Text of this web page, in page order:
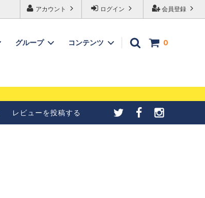
会員登録
ログイン
アカウント
0
グループ コンテンツ
レビューを投稿する